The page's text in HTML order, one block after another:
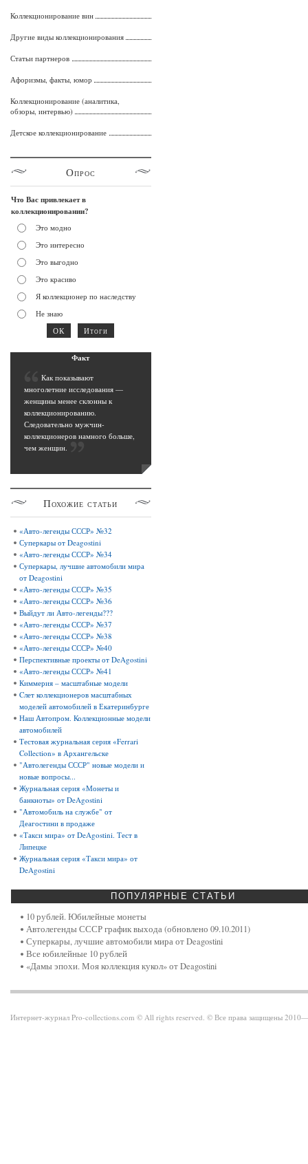
Коллекционирование вин
Другие виды коллекционирования
Статьи партнеров
Афоризмы, факты, юмор
Коллекционирование (аналитика,
обзоры, интервью)
Детское коллекционирование
Опрос
Что Вас привлекает в
коллекционировании?
Это модно
Это интересно
Это выгодно
Это красиво
Я коллекционер по наследству
Не знаю
Факт
Как показывают
многолетние исследования —
женщины менее склонны к
коллекционированию.
Следовательно мужчин-
коллекционеров намного больше,
чем женщин.
Похожие статьи
«Авто-легенды СССР» №32
Суперкары от Deagostini
«Авто-легенды СССР» №34
Суперкары, лучшие автомобили мира
от Deagostini
«Авто-легенды СССР» №35
«Авто-легенды СССР» №36
Выйдут ли Авто-легенды???
«Авто-легенды СССР» №37
«Авто-легенды СССР» №38
«Авто-легенды СССР» №40
Перспективные проекты от DeAgostini
«Авто-легенды СССР» №41
Киммерия – масштабные модели
Cлет коллекционеров масштабных
моделей автомобилей в Екатеринбурге
Наш Автопром. Коллекционные модели
автомобилей
Тестовая журнальная серия «Ferrari
Collection» в Архангельске
"Автолегенды СССР" новые модели и
новые вопросы...
Журнальная серия «Монеты и
банкноты» от DeAgostini
"Автомобиль на службе" от
Деагостини в продаже
«Такси мира» от DeAgostini. Тест в
Липецке
Журнальная серия «Такси мира» от
DeAgostini
ПОПУЛЯРНЫЕ СТАТЬИ
10 рублей. Юбилейные монеты
Автолегенды СССР график выхода (обновлено 09.10.2011)
Суперкары, лучшие автомобили мира от Deagostini
Все юбилейные 10 рублей
«Дамы эпохи. Моя коллекция кукол» от Deagostini
Интернет-журнал Pro-collections.com © All rights reserved. © Все права защищены